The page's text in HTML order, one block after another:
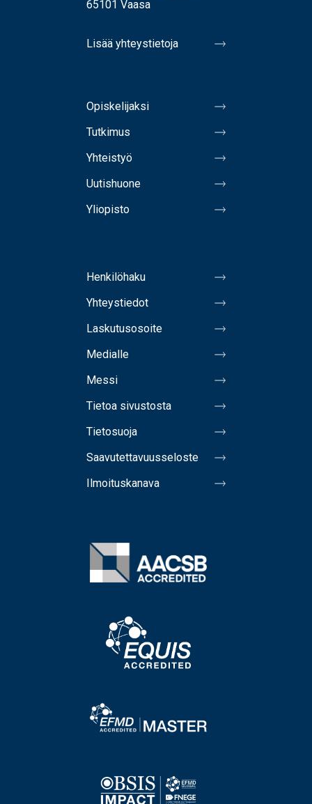
65101 Vaasa
Lisää yhteystietoja
Opiskelijaksi
Tutkimus
Yhteistyö
Uutishuone
Yliopisto
Henkilöhaku
Yhteystiedot
Laskutusosoite
Medialle
Messi
Tietoa sivustosta
Tietosuoja
Saavutettavuusseloste
Ilmoituskanava
Image
Image
Image
Image